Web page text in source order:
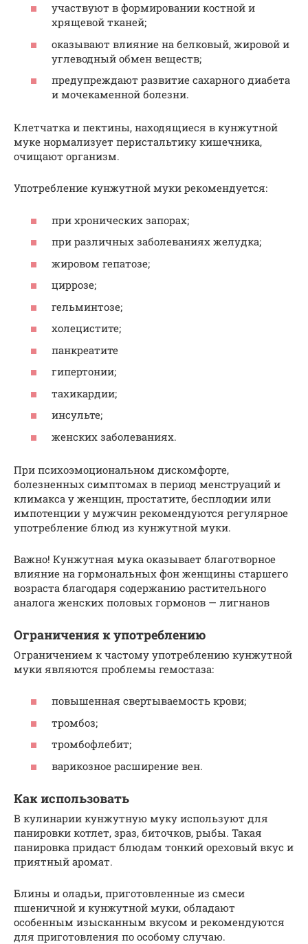
участвуют в формировании костной и
хрящевой тканей;
оказывают влияние на белковый, жировой и
углеводный обмен веществ;
предупреждают развитие сахарного диабета
и мочекаменной болезни.
Клетчатка и пектины, находящиеся в кунжутной
муке нормализует перистальтику кишечника,
очищают организм.
Употребление кунжутной муки рекомендуется:
при хронических запорах;
при различных заболеваниях желудка;
жировом гепатозе;
циррозе;
гельминтозе;
холецистите;
панкреатите
гипертонии;
тахикардии;
инсульте;
женских заболеваниях.
При психоэмоциональном дискомфорте,
болезненных симптомах в период менструаций и
климакса у женщин, простатите, бесплодии или
импотенции у мужчин рекомендуются регулярное
употребление блюд из кунжутной муки.
Важно! Кунжутная мука оказывает благотворное
влияние на гормональных фон женщины старшего
возраста благодаря содержанию растительного
аналога женских половых гормонов — лигнанов
Ограничения к употреблению
Ограничением к частому употреблению кунжутной
муки являются проблемы гемостаза:
повышенная свертываемость крови;
тромбоз;
тромбофлебит;
варикозное расширение вен.
Как использовать
В кулинарии кунжутную муку используют для
панировки котлет, зраз, биточков, рыбы. Такая
панировка придаст блюдам тонкий ореховый вкус и
приятный аромат.
Блины и оладьи, приготовленные из смеси
пшеничной и кунжутной муки, обладают
особенным изысканным вкусом и рекомендуются
для приготовления по особому случаю.